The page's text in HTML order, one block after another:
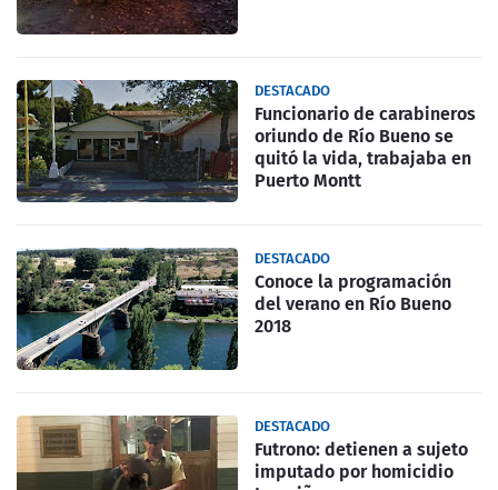
DESTACADO
Funcionario de carabineros
oriundo de Río Bueno se
quitó la vida, trabajaba en
Puerto Montt
DESTACADO
Conoce la programación
del verano en Río Bueno
2018
DESTACADO
Futrono: detienen a sujeto
imputado por homicidio